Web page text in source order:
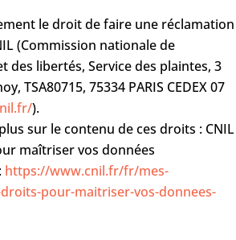
le droit de faire une réclamation
(Commission nationale de
des libertés, Service des plaintes, 3
TSA80715, 75334 PARIS CEDEX 07
).
sur le contenu de ces droits : CNIL
maîtriser vos données
https://www.cnil.fr/fr/mes-
pour-maitriser-vos-donnees-